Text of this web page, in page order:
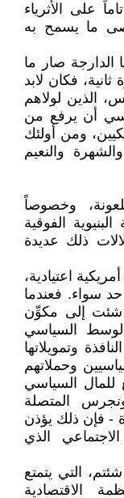
‬فلقد اعتمدت السيدة كلينتون اعتماداً‮ ‬تاماً‮ ‬على الأثرياء
من المتبرعين الذين دفع‮ ‬غالبيتهم أقصى ما‮ ‬يسمح به
ولذا،‮ ‬وكما نقول نحن في‮ ‬الخليج بلهجتنا الدارجة‮ ‬صار ما
لهم عين‮ ‬يفتحوا وجوههم‮ ‬على هؤلاء مرة ثانية،‮ ‬فكان لابد
وأن‮ ‬يوجها حملة تسولهما نحو عامة الناس،‮ ‬الذين لولاهم
‬يشاء ويذل من‮ ‬يشاء من الساسة الأمريكيين،‮ ‬ومن أولئك
والنعيم
الفوقية
‬تفترض إباحة كل شيء‮.. ‬ودلالات ذلك عديدة
‬يتحول‮ ‬مذهب‮ ‬إذا لم تستحِ‮ ‬فافعل ما شئت‮ ‬إلى مكوِّن
النافذة وتمويلاتها
للسياسيين وحملاتهم
المتصلة
بمصالحها،‮ ‬بصورة مباشرة أو‮ ‬غير مباشرة‮ ‬‭-‬‮ ‬فإن ذلك‮ ‬يؤذن
‮(‬2‮) ‬رغم الخاصية الفريدة،‮ ‬الغريزية‮ ‬إن شئتم،‮ ‬التي‮ ‬يتمتع
بالأنظمة الاقتصادية